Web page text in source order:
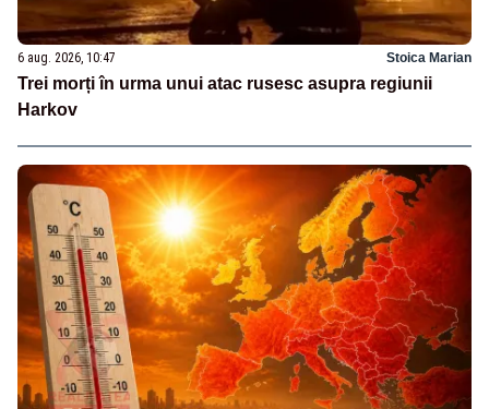
6 aug. 2026, 10:47 Stoica Marian
Trei morți în urma unui atac rusesc asupra regiunii
Harkov